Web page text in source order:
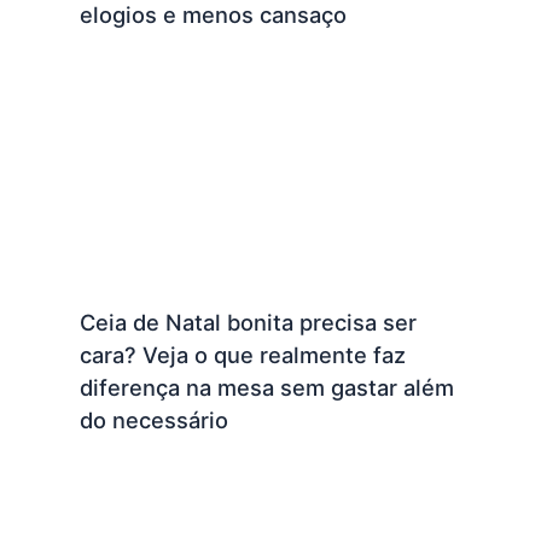
elogios e menos cansaço
Ceia de Natal bonita precisa ser
cara? Veja o que realmente faz
diferença na mesa sem gastar além
do necessário